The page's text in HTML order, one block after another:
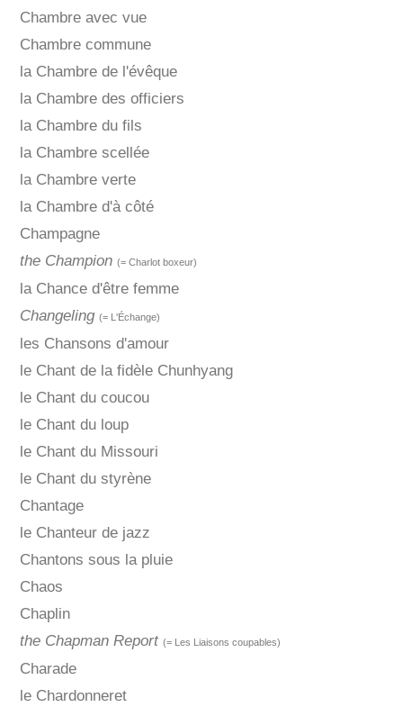
Chambre avec vue
Chambre commune
la Chambre de l'évêque
la Chambre des officiers
la Chambre du fils
la Chambre scellée
la Chambre verte
la Chambre d'à côté
Champagne
the Champion (= Charlot boxeur)
la Chance d'être femme
Changeling (= L'Échange)
les Chansons d'amour
le Chant de la fidèle Chunhyang
le Chant du coucou
le Chant du loup
le Chant du Missouri
le Chant du styrène
Chantage
le Chanteur de jazz
Chantons sous la pluie
Chaos
Chaplin
the Chapman Report (= Les Liaisons coupables)
Charade
le Chardonneret